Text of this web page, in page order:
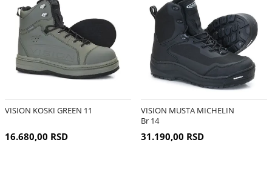
VISION KOSKI GREEN 11
16.680,00 RSD
VISION MUSTA MICHELIN
Br 14
31.190,00 RSD